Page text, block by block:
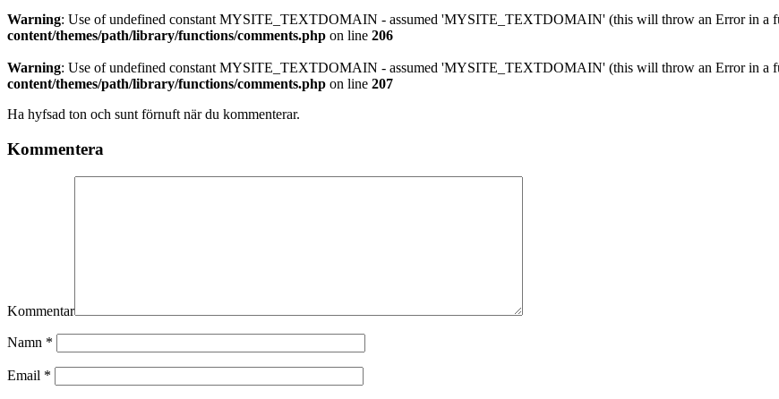
Warning: Use of undefined constant MYSITE_TEXTDOMAIN - assumed 'MYSITE_TEXTDOMAIN' (this will throw an Error in a
content/themes/path/library/functions/comments.php on line 206
Warning: Use of undefined constant MYSITE_TEXTDOMAIN - assumed 'MYSITE_TEXTDOMAIN' (this will throw an Error in a
content/themes/path/library/functions/comments.php on line 207
Ha hyfsad ton och sunt förnuft när du kommenterar.
Kommentera
Kommentar
Namn *
Email *